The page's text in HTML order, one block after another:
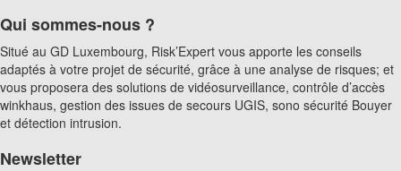
Qui sommes-nous ?
Situé au GD Luxembourg, Risk’Expert vous apporte les conseils
adaptés à votre projet de sécurité, grâce à une analyse de risques; et
vous proposera des solutions de vidéosurveillance, contrôle d’accès
winkhaus, gestion des issues de secours UGIS, sono sécurité Bouyer
et détection intrusion.
Newsletter